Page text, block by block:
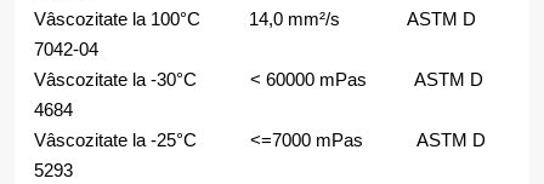
Vâscozitate la 100°C 14,0 mm²/s ASTM D
7042-04
Vâscozitate la -30°C < 60000 mPas ASTM D
4684
Vâscozitate la -25°C <=7000 mPas ASTM D
5293